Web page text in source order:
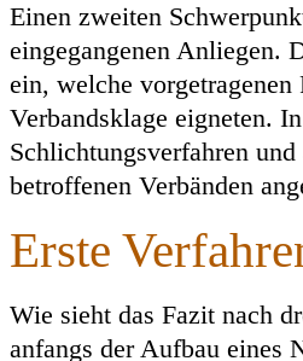
Einen zweiten
eingegangenen Anliegen.
ein, welche
Verbandsklage eigneten.
Schlichtungsverfahren
betroffenen Verbänden
Erste
Wie sieht das Fazit nach
anfangs der Aufbau eines